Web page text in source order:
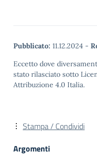
Pubblicato: 11.12.2024 -
Eccetto dove
stato rilasciato sotto
Attribuzione 4.0 Italia.
Stampa / Condividi
Argomenti